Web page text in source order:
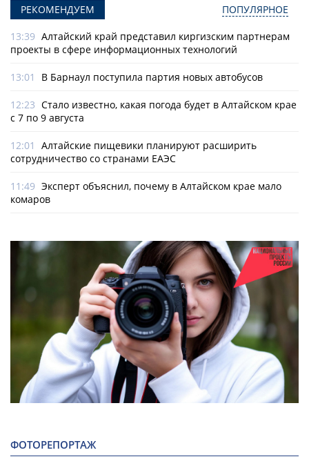
РЕКОМЕНДУЕМ ПОПУЛЯРНОЕ
13:39 Алтайский край представил киргизским партнерам
проекты в сфере информационных технологий
13:01 В Барнаул поступила партия новых автобусов
12:23 Стало известно, какая погода будет в Алтайском крае
с 7 по 9 августа
12:01
Алтайские пищевики планируют расширить
сотрудничество со странами ЕАЭС
11:49 Эксперт объяснил, почему в Алтайском крае мало
комаров
ФОТОРЕПОРТАЖ